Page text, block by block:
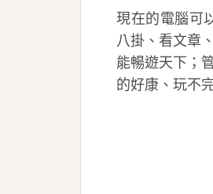
現在的電腦可
八掛、看文章
能暢遊天下；
的好康、玩不